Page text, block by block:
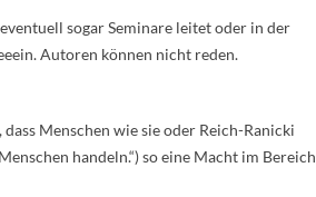
sogar Seminare leitet oder in der
Autoren können nicht reden.
Menschen wie sie oder Reich-Ranicki
handeln.“) so eine Macht im Bereich